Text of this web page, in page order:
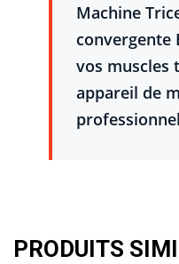
Machine
convergente
vos muscles
appareil de
professionnel
PRODUITS